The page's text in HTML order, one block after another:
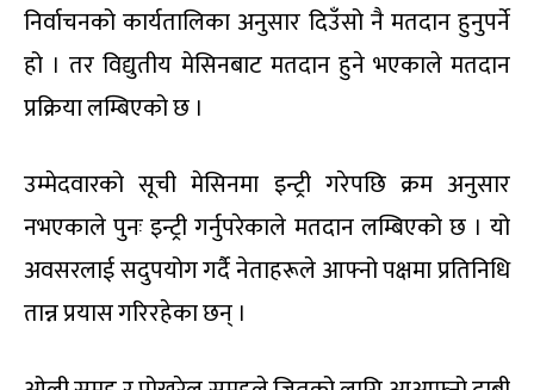
निर्वाचनको कार्यतालिका अनुसार दिउँसो नै मतदान हुनुपर्ने
हो । तर विद्युतीय मेसिनबाट मतदान हुने भएकाले मतदान
प्रक्रिया लम्बिएको छ ।
उम्मेदवारको सूची मेसिनमा इन्ट्री गरेपछि क्रम अनुसार
नभएकाले पुनः इन्ट्री गर्नुपरेकाले मतदान लम्बिएको छ । यो
अवसरलाई सदुपयोग गर्दै नेताहरूले आफ्नो पक्षमा प्रतिनिधि
तान्न प्रयास गरिरहेका छन् ।